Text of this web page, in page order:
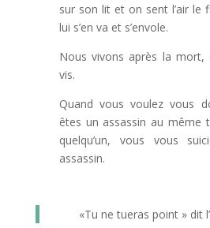
sur son lit et on sent l’air le
lui s’en va et s’envole.
Nous vivons après la
vis.
Quand vous voulez vous
êtes un assassin au même
quelqu’un, vous vous
assassin.
«Tu ne tueras point » dit